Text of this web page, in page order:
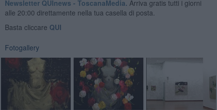
Newsletter QUInews - ToscanaMedia. Arriva gratis tutti i giorni
alle 20:00 direttamente nella tua casella di posta.
Basta cliccare QUI
Fotogallery